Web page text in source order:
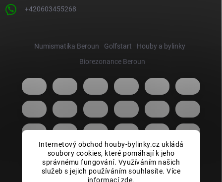
Internetový obchod houby-bylinky.cz ukládá
soubory cookies, které pomáhají k jeho
správnému fungování. Využíváním našich
služeb s jejich používáním souhlasíte. Více
informací zde.
+420603455268
Numismatika Beroun Golfstart
Houby a bylinky
Biorezonance Beroun